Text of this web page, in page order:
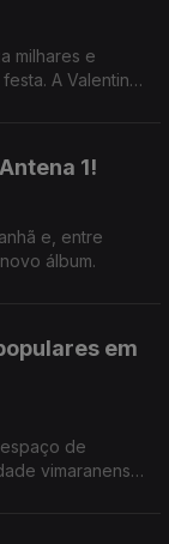
milhares e
A Valentina
1!
e, entre
álbum.
em
de
vimaranense.